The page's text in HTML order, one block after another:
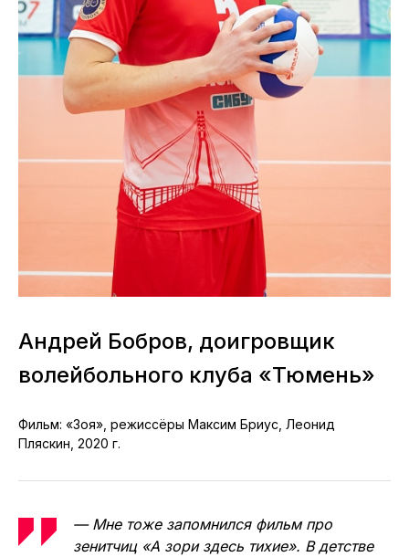
Андрей Бобров, доигровщик
волейбольного клуба «Тюмень»
Фильм: «Зоя», режиссёры Максим Бриус, Леонид
Пляскин, 2020 г.
— Мне тоже запомнился фильм про
зенитчиц «А зори здесь тихие». В детстве